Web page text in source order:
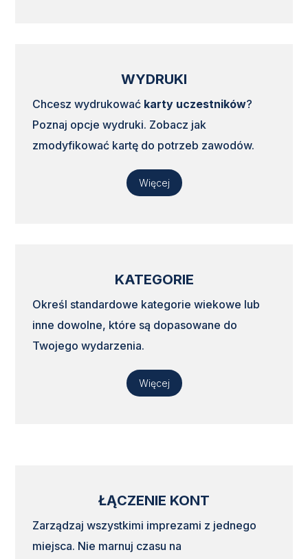
WYDRUKI
Chcesz wydrukować karty uczestników?
Poznaj opcje wydruki. Zobacz jak
zmodyfikować kartę do potrzeb zawodów.
Więcej
KATEGORIE
Określ standardowe kategorie wiekowe lub
inne dowolne, które są dopasowane do
Twojego wydarzenia.
Więcej
ŁĄCZENIE KONT
Zarządzaj wszystkimi imprezami z jednego
miejsca. Nie marnuj czasu na